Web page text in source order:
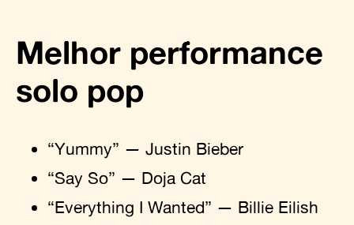
Melhor performance
solo pop
“Yummy” — Justin Bieber
“Say So” — Doja Cat
“Everything I Wanted” — Billie Eilish